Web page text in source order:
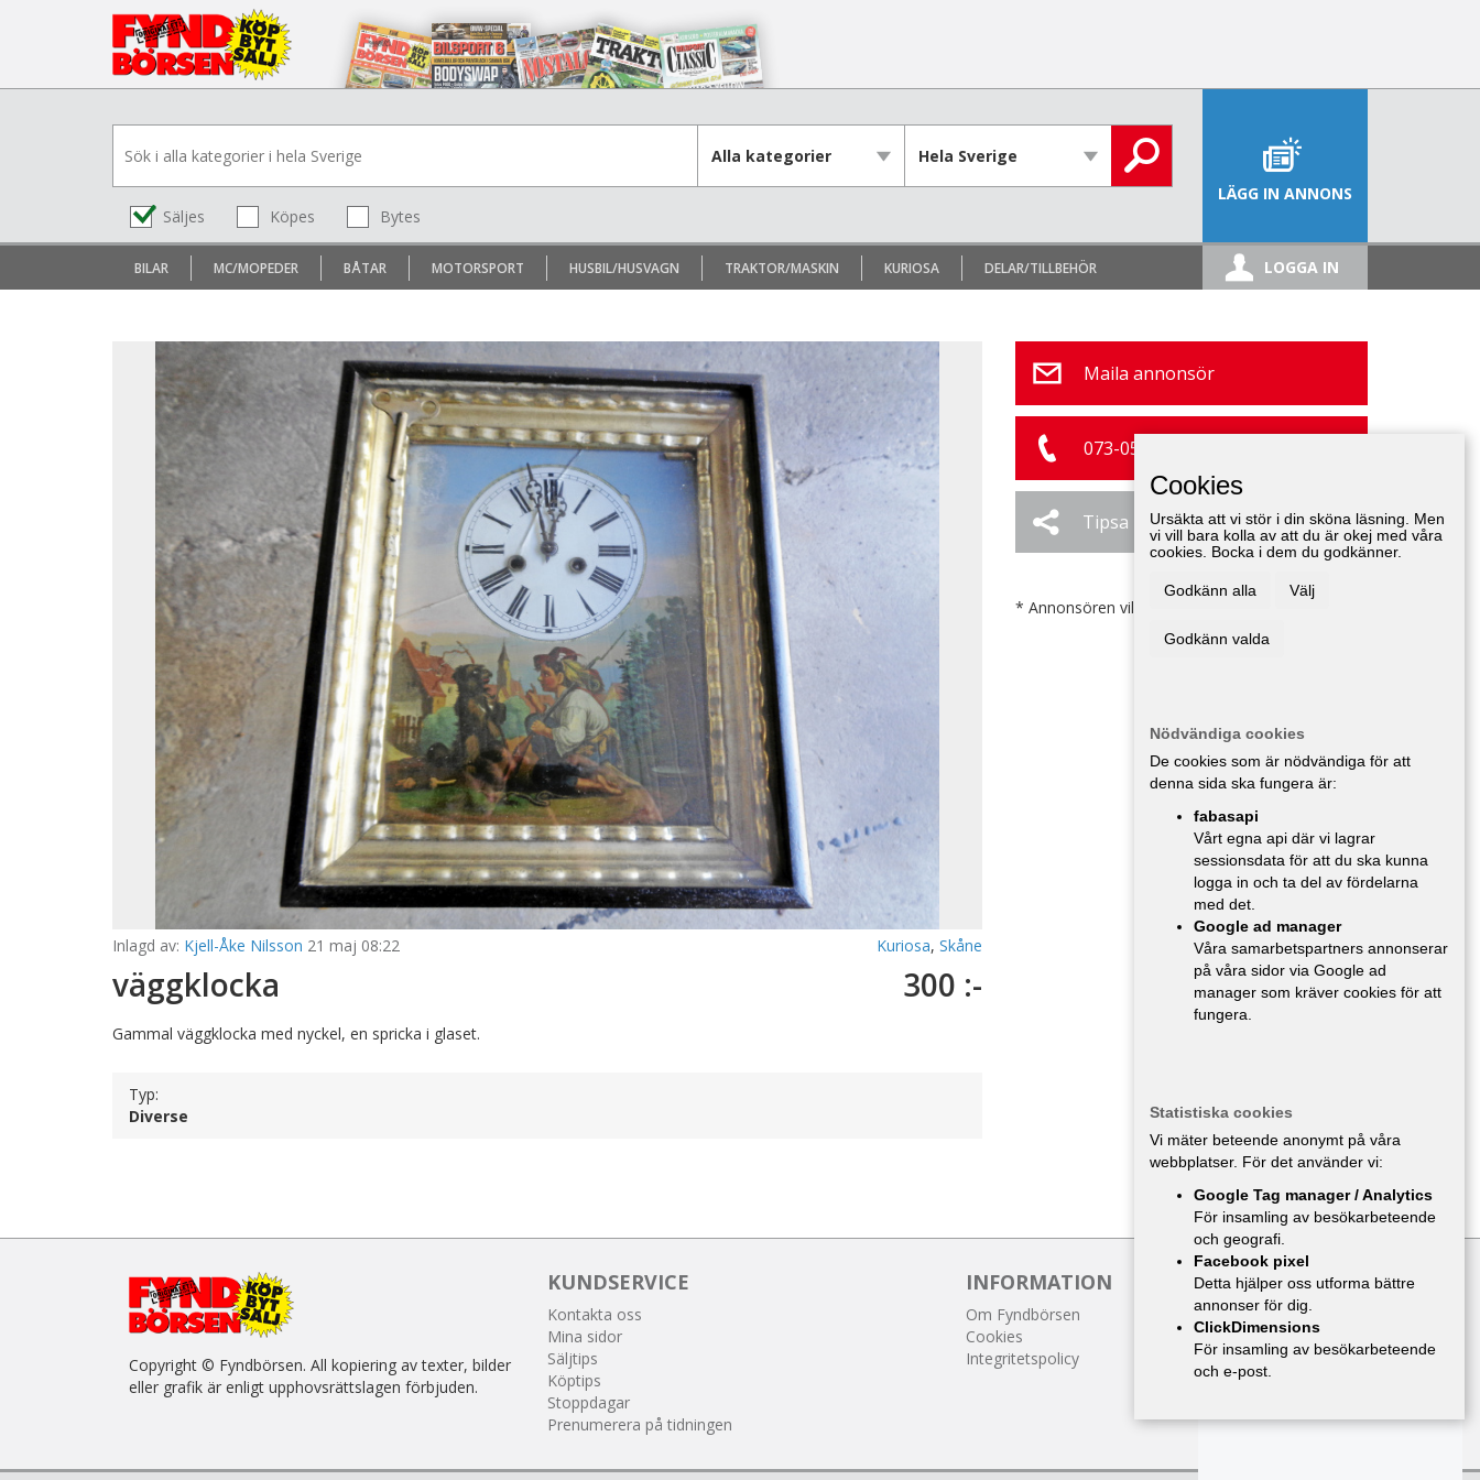
LÄGG IN ANNONS
LOGGA IN
BILAR MC/MOPEDER BÅTAR MOTORSPORT HUSBIL/HUSVAGN TRAKTOR/MASKIN KURIOSA DELAR/TILLBEHÖR
Säljes Köpes Bytes
Inlagd av: Kjell-Åke Nilsson 21 maj 08:22 Kuriosa, Skåne
väggklocka 300 :-
Gammal väggklocka med nyckel, en spricka i glaset.
Typ:
Diverse
Maila annonsör
073-056 30 43
Tipsa Ändra / Ta bort
* Annonsören vill inte bli kontaktad av försäljare.
Copyright © Fyndbörsen. All kopiering av texter, bilder
eller grafik är enligt upphovsrättslagen förbjuden.
KUNDSERVICE
Kontakta oss
Mina sidor
Säljtips
Köptips
Stoppdagar
Prenumerera på tidningen
INFORMATION
Om Fyndbörsen
Cookies
Integritetspolicy
Cookies
Ursäkta att vi stör i din sköna läsning. Men
vi vill bara kolla av att du är okej med våra
cookies. Bocka i dem du godkänner.
Godkänn alla Välj
Godkänn valda
Nödvändiga cookies
De cookies som är nödvändiga för att
denna sida ska fungera är:
fabasapi
Vårt egna api där vi lagrar
sessionsdata för att du ska kunna
logga in och ta del av fördelarna
med det.
Google ad manager
Våra samarbetspartners annonserar
på våra sidor via Google ad
manager som kräver cookies för att
fungera.
Statistiska cookies
Vi mäter beteende anonymt på våra
webbplatser. För det använder vi:
Google Tag manager / Analytics
För insamling av besökarbeteende
och geografi.
Facebook pixel
Detta hjälper oss utforma bättre
annonser för dig.
ClickDimensions
För insamling av besökarbeteende
och e-post.